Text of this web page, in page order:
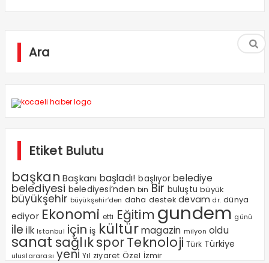
Ara
Etiket Bulutu
başkan Başkanı başladı! başlıyor belediye
belediyesi belediyesi’nden bin Bir buluştu büyük
büyükşehir büyükşehir’den daha destek devam dr. dünya
ediyor Ekonomi etti Eğitim gundem günü
ile ilk Istanbul için iş kültür magazin milyon oldu
sanat sağlıksporTeknoloji Türk Türkiye
uluslararası yeni Yıl ziyaret Özel İzmir